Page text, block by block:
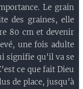
Le grain
des graines, elle
80 cm et devenir
une fois adulte
signifie qu'il va se
ce que fait Dieu
de place, jusqu'à